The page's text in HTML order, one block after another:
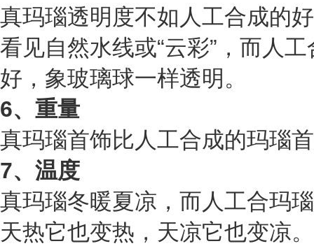
真玛瑙透明度不如人工合成的
看见自然水线或“云彩”，而人
好，象玻璃球一样透明。
6、重量
真玛瑙首饰比人工合成的玛瑙
7、温度
真玛瑙冬暖夏凉，而人工合玛
天热它也变热，天凉它也变凉。